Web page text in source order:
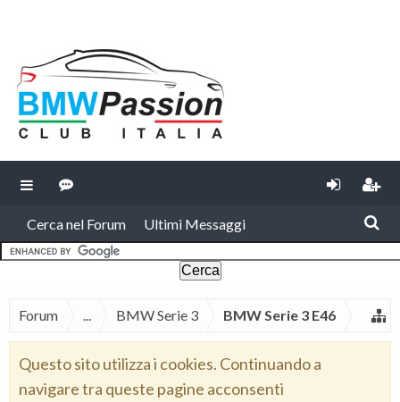
Cerca nel Forum Ultimi Messaggi
Forum ... BMW Serie 3 BMW Serie 3 E46
Questo sito utilizza i cookies. Continuando a
navigare tra queste pagine acconsenti